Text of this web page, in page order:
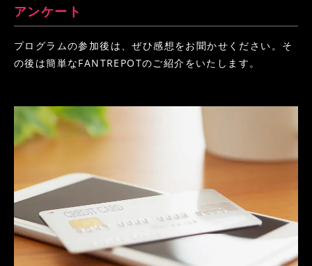
アンケート
プログラムの参加後は、ぜひ感想をお聞かせください。そ
の後は簡単なFANTREPOTのご紹介をいたします。